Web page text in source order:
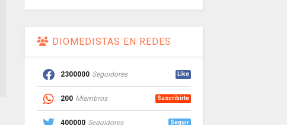
DIOMEDISTAS EN REDES
2300000 Seguidores Like
200 Miembros Suscribirte
400000 Seguidores Seguir